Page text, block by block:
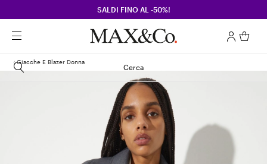
SALDI FINO AL -50%!
Cerca
Giacche E Blazer Donna